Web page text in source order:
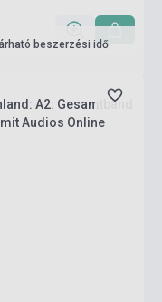
beszerzési idő
A2: Gesamtband
Audios Online